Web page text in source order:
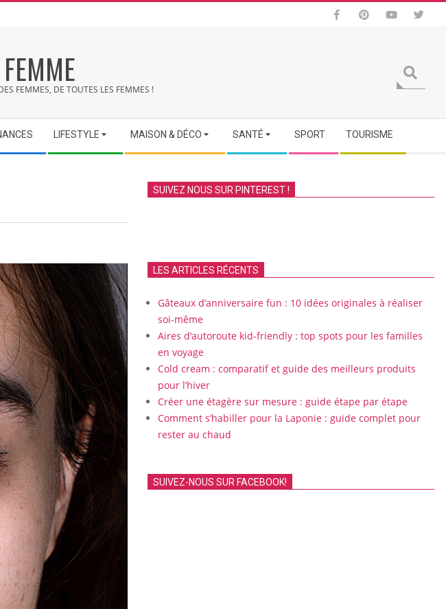
FEMMES, DE TOUTES LES FEMMES !
LIFESTYLE MAISON & DÉCO SANTÉ SPORT TOURISME
SUIVEZ NOUS SUR PINTEREST !
LES ARTICLES RÉCENTS
Gâteaux d’anniversaire fun : 10 idées originales à réaliser
soi-même
Aires d’autoroute kid-friendly : top spots pour les familles
en voyage
Cold cream : comparatif et guide des meilleurs produits
pour l’hiver
Créer une étagère sur mesure : guide étape par étape
Comment s’habiller pour la Laponie : guide complet pour
rester au chaud
SUIVEZ-NOUS SUR FACEBOOK!